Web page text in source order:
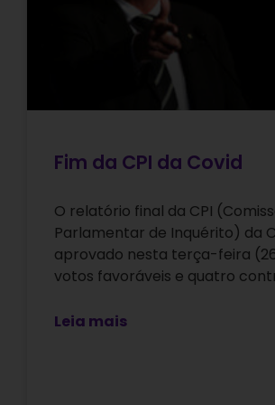
Fim da CPI da Covid
O relatório final da CPI
Parlamentar de Inquérito) da
aprovado nesta terça-feira
votos favoráveis e quatro
Leia mais